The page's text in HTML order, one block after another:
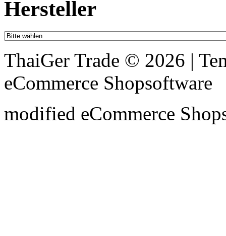
Hersteller
ThaiGer Trade © 2026 |
eCommerce Shopsoftware
modified eCommerce